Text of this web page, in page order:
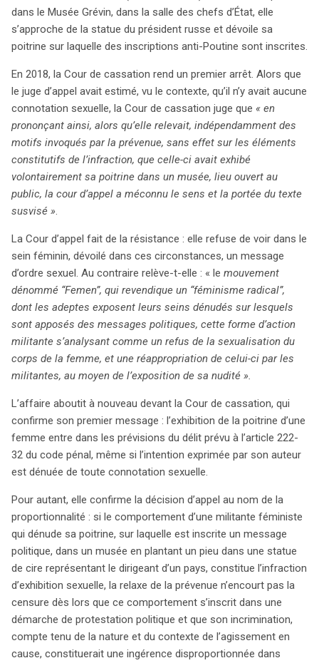
dans le Musée Grévin, dans la salle des chefs d’État, elle
s’approche de la statue du président russe et dévoile sa
poitrine sur laquelle des inscriptions anti-Poutine sont inscrites.
En 2018, la Cour de cassation rend un premier arrêt. Alors que
le juge d’appel avait estimé, vu le contexte, qu’il n’y avait aucune
connotation sexuelle, la Cour de cassation juge que « en
prononçant ainsi, alors qu’elle relevait, indépendamment des
motifs invoqués par la prévenue, sans effet sur les éléments
constitutifs de l’infraction, que celle-ci avait exhibé
volontairement sa poitrine dans un musée, lieu ouvert au
public, la cour d’appel a méconnu le sens et la portée du texte
susvisé ».
La Cour d’appel fait de la résistance : elle refuse de voir dans le
sein féminin, dévoilé dans ces circonstances, un message
d’ordre sexuel. Au contraire relève-t-elle : « le mouvement
dénommé “Femen”, qui revendique un “féminisme radical”,
dont les adeptes exposent leurs seins dénudés sur lesquels
sont apposés des messages politiques, cette forme d’action
militante s’analysant comme un refus de la sexualisation du
corps de la femme, et une réappropriation de celui-ci par les
militantes, au moyen de l’exposition de sa nudité ».
L’affaire aboutit à nouveau devant la Cour de cassation, qui
confirme son premier message : l’exhibition de la poitrine d’une
femme entre dans les prévisions du délit prévu à l’article 222-
32 du code pénal, même si l’intention exprimée par son auteur
est dénuée de toute connotation sexuelle.
Pour autant, elle confirme la décision d’appel au nom de la
proportionnalité : si le comportement d’une militante féministe
qui dénude sa poitrine, sur laquelle est inscrite un message
politique, dans un musée en plantant un pieu dans une statue
de cire représentant le dirigeant d’un pays, constitue l’infraction
d’exhibition sexuelle, la relaxe de la prévenue n’encourt pas la
censure dès lors que ce comportement s’inscrit dans une
démarche de protestation politique et que son incrimination,
compte tenu de la nature et du contexte de l’agissement en
cause, constituerait une ingérence disproportionnée dans